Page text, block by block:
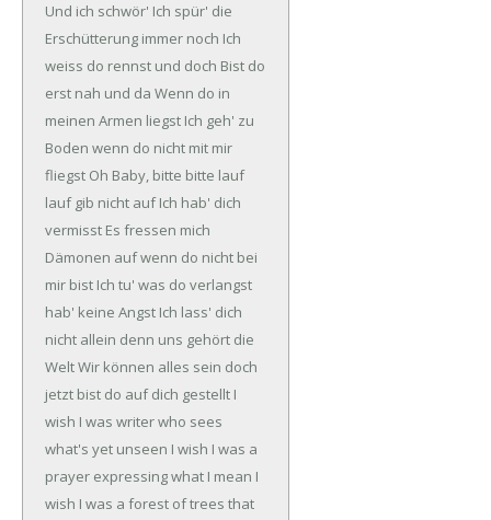
Und ich schwör' Ich spür' die
Erschütterung immer noch Ich
weiss do rennst und doch Bist do
erst nah und da Wenn do in
meinen Armen liegst Ich geh' zu
Boden wenn do nicht mit mir
fliegst Oh Baby, bitte bitte lauf
lauf gib nicht aufIch hab' dich
vermisst Es fressen mich
Dämonen auf wenn do nicht bei
mir bist Ich tu' was do verlangst
hab' keine Angst Ich lass' dich
nicht allein denn uns gehört die
WeltWir können alles sein doch
jetzt bist do auf dich gestellt I
wish I was writer who sees
what's yet unseen I wish I was a
prayer expressing what I mean I
wish I was a forest of trees that